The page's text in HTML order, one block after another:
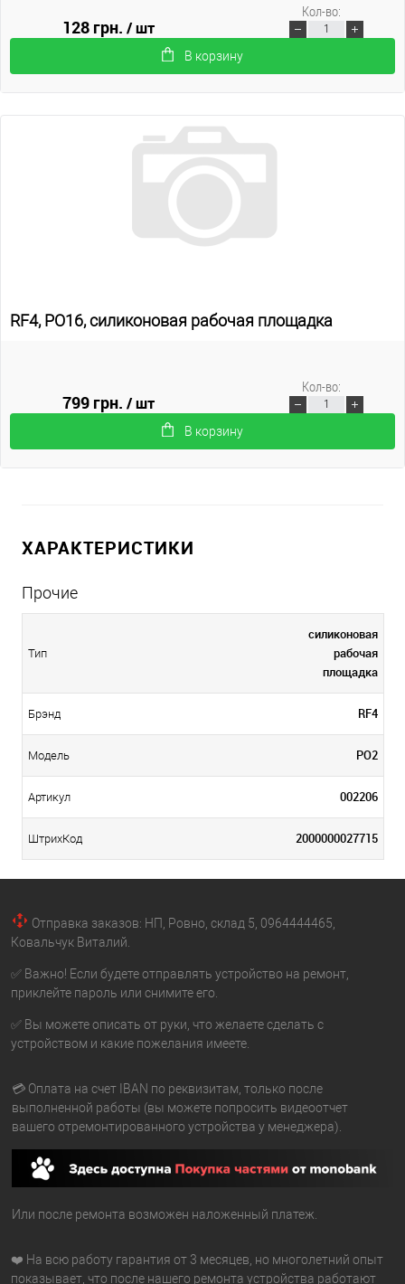
128 грн./ шт
В корзину
Кол-во:
RF4, PO16, силиконовая рабочая площадка
799 грн./ шт
В корзину
Кол-во:
ХАРАКТЕРИСТИКИ
Прочие
Тип
силиконовая
рабочая
площадка
Брэнд RF4
Модель PO2
Артикул 002206
ШтрихКод 2000000027715
Отправка заказов: НП, Ровно, склад 5, 0964444465,
Ковальчук Виталий.
✅ Важно! Если будете отправлять устройство на ремонт,
приклейте пароль или снимите его.
✅ Вы можете описать от руки, что желаете сделать с
устройством и какие пожелания имеете.
💳 Оплата на счет IBAN по реквизитам, только после
выполненной работы (вы можете попросить видеоотчет
вашего отремонтированного устройства у менеджера).
Или после ремонта возможен наложенный платеж.
❤️ На всю работу гарантия от 3 месяцев, но многолетний опыт
показывает, что после нашего ремонта устройства работают